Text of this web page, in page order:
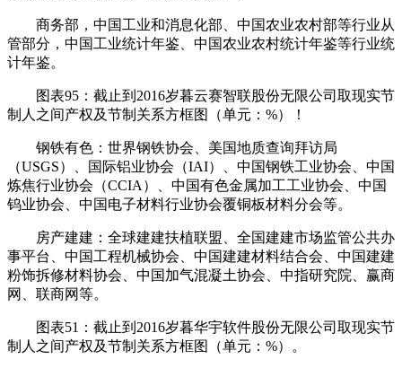
商务部，中国工业和消息化部、中国农业农村部等行业从
管部分，中国工业统计年鉴、中国农业农村统计年鉴等行业统
计年鉴。
图表95：截止到2016岁暮云赛智联股份无限公司取现实节
制人之间产权及节制关系方框图（单元：%）！
钢铁有色：世界钢铁协会、美国地质查询拜访局
（USGS）、国际铝业协会（IAI）、中国钢铁工业协会、中国
炼焦行业协会（CCIA）、中国有色金属加工工业协会、中国
钨业协会、中国电子材料行业协会覆铜板材料分会等。
房产建建：全球建建扶植联盟、全国建建市场监管公共办
事平台、中国工程机械协会、中国建建材料结合会、中国建建
粉饰拆修材料协会、中国加气混凝土协会、中指研究院、赢商
网、联商网等。
图表51：截止到2016岁暮华宇软件股份无限公司取现实节
制人之间产权及节制关系方框图（单元：%）。